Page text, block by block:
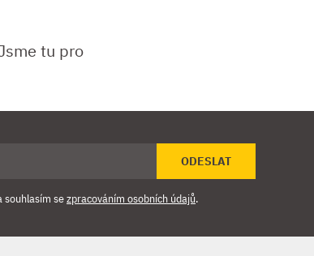
tu pro
ODESLAT
souhlasím sezpracováním osobních údajů.